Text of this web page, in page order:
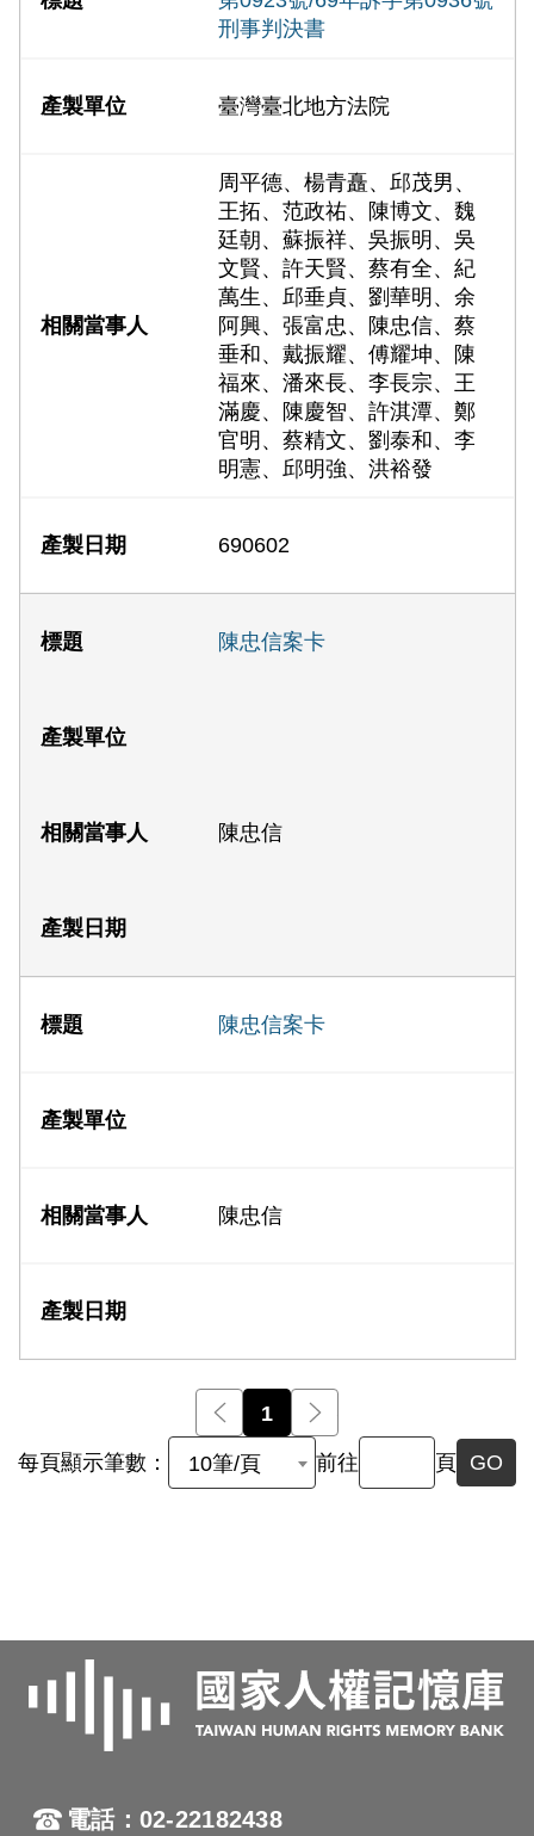
刑事判決書
臺灣臺北地方法院
周平德、楊青矗、邱茂男、
王拓、范政祐、陳博文、魏
廷朝、蘇振祥、吳振明、吳
文賢、許天賢、蔡有全、紀
萬生、邱垂貞、劉華明、余
阿興、張富忠、陳忠信、蔡
垂和、戴振耀、傅耀坤、陳
福來、潘來長、李長宗、王
滿慶、陳慶智、許淇潭、鄭
官明、蔡精文、劉泰和、李
明憲、邱明強、洪裕發
690602
陳忠信案卡
陳忠信
陳忠信案卡
陳忠信
前一頁
1
每頁顯示筆數： 10筆/頁 前往 頁 GO
電話：02-22182438